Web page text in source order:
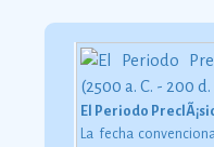
El Periodo
La fecha